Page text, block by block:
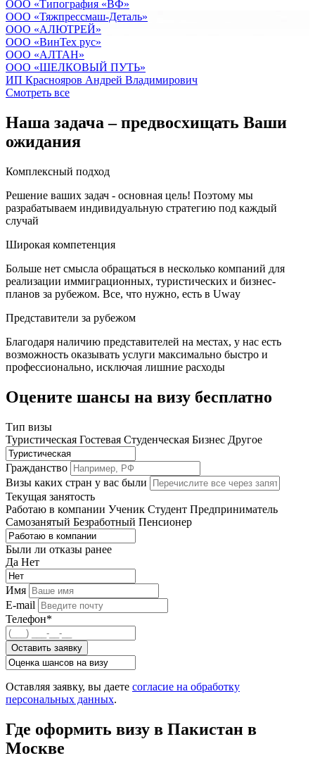
OOO «Типография «ВФ»
ООО «Тяжпрессмаш-Деталь»
ООО «АЛЮТРЕЙ»
OOO «ВинТех рус»
OOO «АЛТАН»
OOO «ШЕЛКОВЫЙ ПУТЬ»
ИП Краснояров Андрей Владимирович
Смотреть все
Наша задача – предвосхищать Ваши
ожидания
Комплексный подход
Решение ваших задач - основная цель! Поэтому мы
разрабатываем индивидуальную стратегию под каждый
случай
Широкая компетенция
Больше нет смысла обращаться в несколько компаний для
реализации иммиграционных, туристических и бизнес-
планов за рубежом. Все, что нужно, есть в Uway
Представители за рубежом
Благодаря наличию представителей на местах, у нас есть
возможность оказывать услуги максимально быстро и
профессионально, исключая лишние расходы
Оцените шансы на визу бесплатно
Тип визы
Туристическая Гостевая Студенческая Бизнес Другое
Гражданство
Визы каких стран у вас были
Текущая занятость
Работаю в компании Ученик Студент Предприниматель
Самозанятый Безработный Пенсионер
Были ли отказы ранее
Да Нет
Имя
E-mail
Телефон*
Оставить заявку
Оставляя заявку, вы даете согласие на обработку
персональных данных.
Где оформить визу в Пакистан в
Москве